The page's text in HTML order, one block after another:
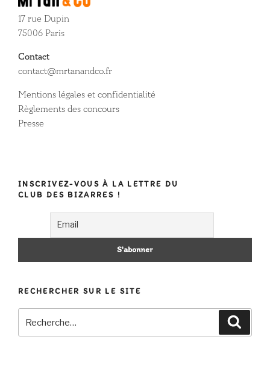
17 rue Dupin
75006 Paris
Contact
contact@mrtanandco.fr
Mentions légales et confidentialité
Règlements des concours
Presse
INSCRIVEZ-VOUS À LA LETTRE DU
CLUB DES BIZARRES !
RECHERCHER SUR LE SITE
pour